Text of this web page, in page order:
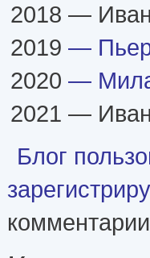
2018 —
2019 —
2020 —
2021 —
Блог
комментарии